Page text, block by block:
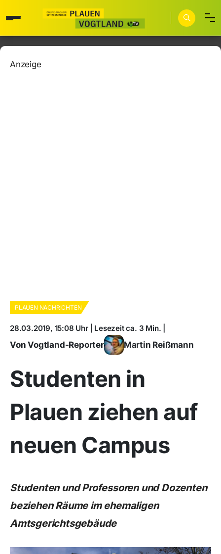
Anzeige
PLAUEN NACHRICHTEN
28.03.2019, 15:08 Uhr | Lesezeit ca. 3 Min. |
Von Vogtland-Reporter Martin Reißmann
Studenten in
Plauen ziehen auf
neuen Campus
Studenten und Professoren und Dozenten
beziehen Räume im ehemaligen
Amtsgerichtsgebäude